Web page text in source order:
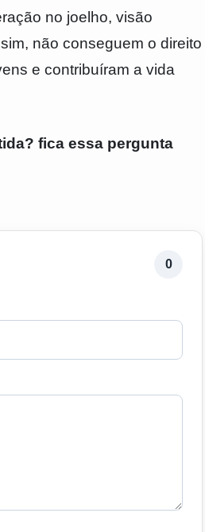
no joelho, visão
não conseguem o direito
e contribuíram a vida
fica essa pergunta
0